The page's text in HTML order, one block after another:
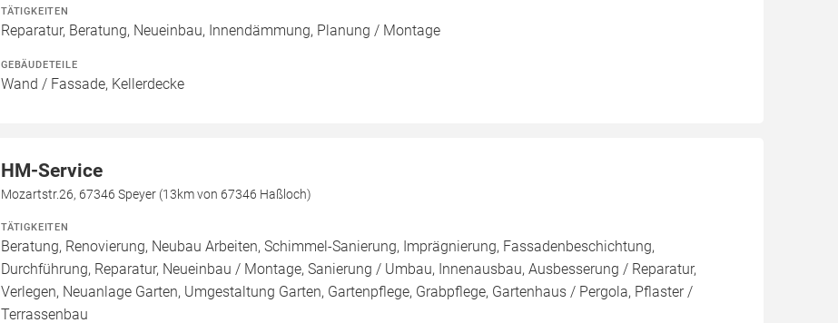
TÄTIGKEITEN
Reparatur, Beratung, Neueinbau, Innendämmung, Planung / Montage
GEBÄUDETEILE
Wand / Fassade, Kellerdecke
HM-Service
Mozartstr.26, 67346 Speyer (13km von 67346 Haßloch)
TÄTIGKEITEN
Beratung, Renovierung, Neubau Arbeiten, Schimmel-Sanierung, Imprägnierung, Fassadenbeschichtung,
Durchführung, Reparatur, Neueinbau / Montage, Sanierung / Umbau, Innenausbau, Ausbesserung / Reparatur,
Verlegen, Neuanlage Garten, Umgestaltung Garten, Gartenpflege, Grabpflege, Gartenhaus / Pergola, Pflaster /
Terrassenbau